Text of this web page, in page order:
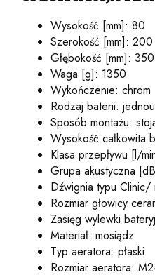
Wysokość [mm]: 80
Szerokość [mm]: 200
Głębokość [mm]: 350
Waga [g]: 1350
Wykończenie: chrom
Rodzaj baterii:
Sposób montażu:
Wysokość całkowita
Klasa przepływu [l/
Grupa akustyczna
Dźwignia typu Clinic/
Rozmiar głowicy
Zasięg wylewki
Materiał: mosiądz
Typ aeratora: płaski
Rozmiar aeratora: